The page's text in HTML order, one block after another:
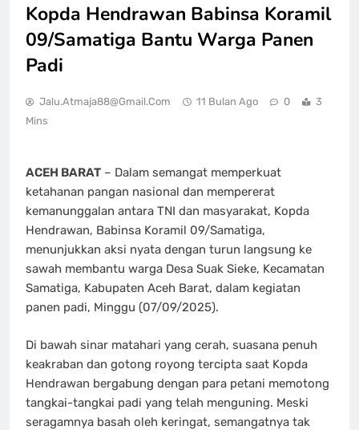
Kopda Hendrawan Babinsa Koramil
09/Samatiga Bantu Warga Panen
Padi
Jalu.atmaja88@gmail.com 11 Bulan Ago 0
3
Mins
ACEH BARAT – Dalam semangat memperkuat
ketahanan pangan nasional dan mempererat
kemanunggalan antara TNI dan masyarakat, Kopda
Hendrawan, Babinsa Koramil 09/Samatiga,
menunjukkan aksi nyata dengan turun langsung ke
sawah membantu warga Desa Suak Sieke, Kecamatan
Samatiga, Kabupaten Aceh Barat, dalam kegiatan
panen padi, Minggu (07/09/2025).
Di bawah sinar matahari yang cerah, suasana penuh
keakraban dan gotong royong tercipta saat Kopda
Hendrawan bergabung dengan para petani memotong
tangkai-tangkai padi yang telah menguning. Meski
seragamnya basah oleh keringat, semangatnya tak